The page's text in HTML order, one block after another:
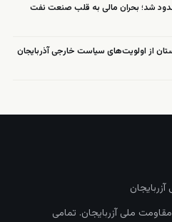
شد؛ بحران مالی به قلب صنعت نفت
از اولویت‌های سیاست خارجی آذربایجان
ملی آزربایجان. تمامی